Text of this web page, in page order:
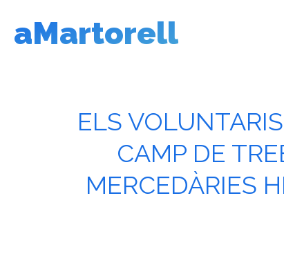
contingut
aMartorell
ELS
CAMP DE
MERCEDÀRIES